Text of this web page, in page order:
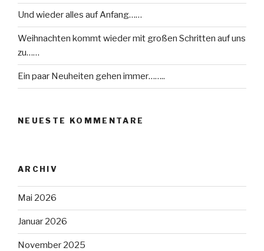
Und wieder alles auf Anfang……
Weihnachten kommt wieder mit großen Schritten auf uns
zu……
Ein paar Neuheiten gehen immer……..
NEUESTE KOMMENTARE
ARCHIV
Mai 2026
Januar 2026
November 2025